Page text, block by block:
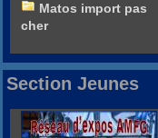
Matos import pas
cher
Section Jeunes